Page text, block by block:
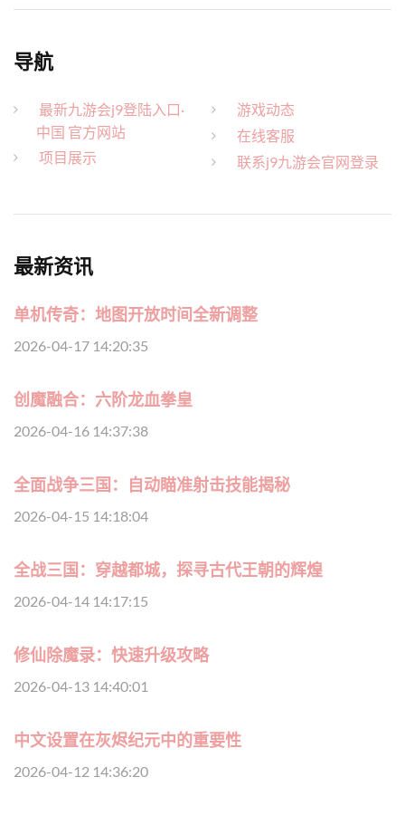
导航
最新九游会j9登陆入口·
中国 官方网站
项目展示
游戏动态
在线客服
联系j9九游会官网登录
最新资讯
单机传奇：地图开放时间全新调整
2026-04-17 14:20:35
创魔融合：六阶龙血拳皇
2026-04-16 14:37:38
全面战争三国：自动瞄准射击技能揭秘
2026-04-15 14:18:04
全战三国：穿越都城，探寻古代王朝的辉煌
2026-04-14 14:17:15
修仙除魔录：快速升级攻略
2026-04-13 14:40:01
中文设置在灰烬纪元中的重要性
2026-04-12 14:36:20